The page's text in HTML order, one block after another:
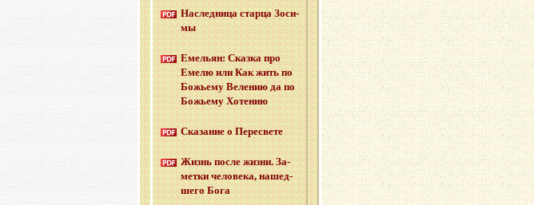
На­след­ни­ца стар­ца Зо­си­
мы
Еме­льян: Сказ­ка про
Емелю или Как жить по
Бо­жье­му Ве­ле­нию да по
Бо­жье­му Хо­те­нию
Ска­за­ние о Пе­ре­све­те
Жизнь после жизни. За­
мет­ки че­ло­ве­ка, на­шед­
ше­го Бога